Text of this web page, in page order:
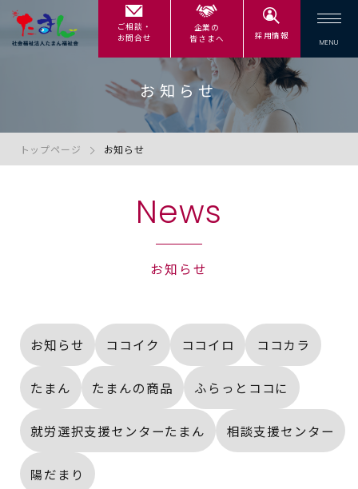
ご相談・
お問合せ
企業の
皆さまへ
採用情報
お知らせ
トップページ お知らせ
News
お知らせ
お知らせ ココイク ココイロ ココカラ
たまん たまんの商品 ふらっとココに
就労選択支援センターたまん 相談支援センター
陽だまり